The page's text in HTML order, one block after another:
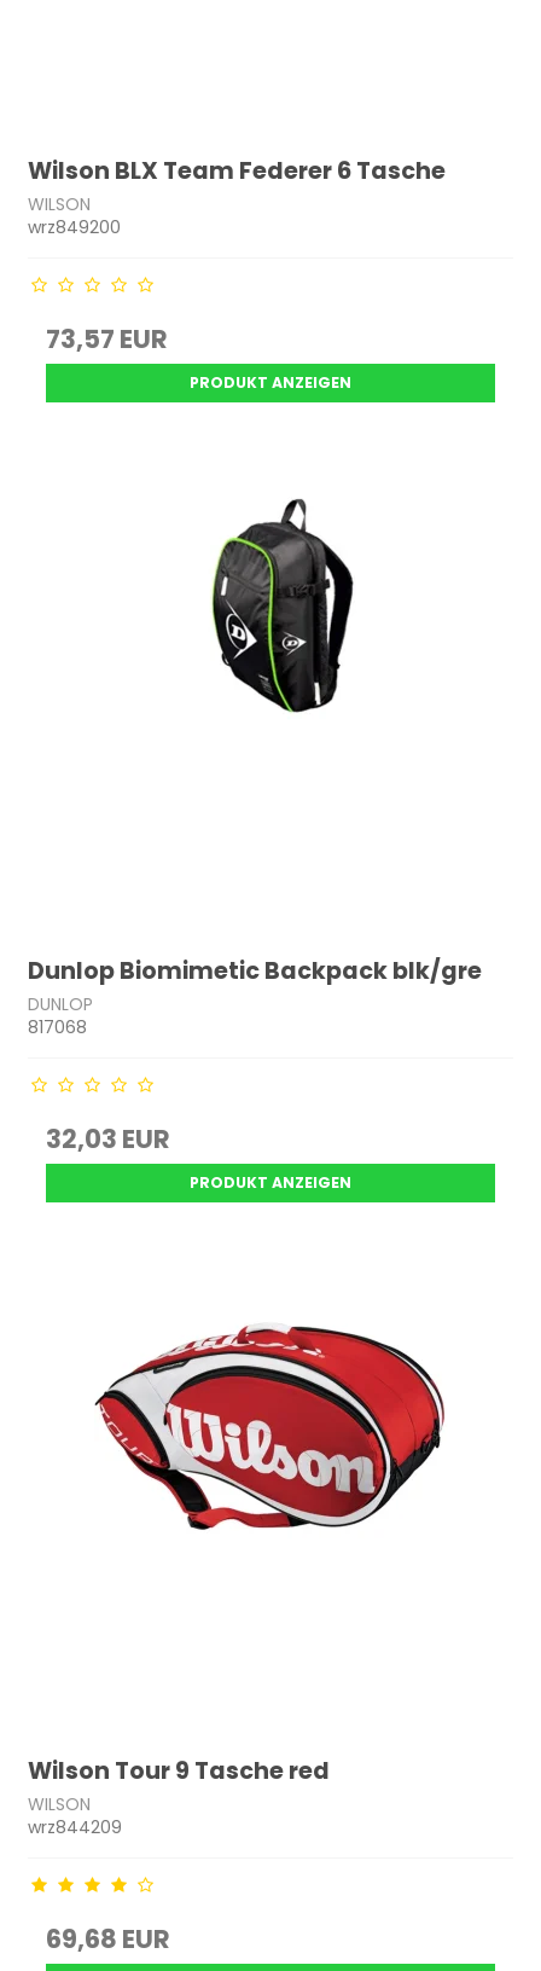
Wilson BLX Team Federer 6 Tasche
WILSON
wrz849200
73,57 EUR
PRODUKT ANZEIGEN
Dunlop Biomimetic Backpack blk/gre
DUNLOP
817068
32,03 EUR
PRODUKT ANZEIGEN
Wilson Tour 9 Tasche red
WILSON
wrz844209
69,68 EUR